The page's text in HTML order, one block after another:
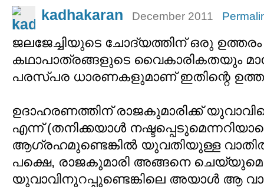
kadhakaran December 2011
ജലജേച്ചിയുടെ ചോദ്യത്തിന് ഒരു
കഥാപാത്രങ്ങളുടെ വൈകാരികതയും
പരസ്പര ധാരണകളുമാണ് ഇതിന്റെ
ഉദാഹരണത്തിന് രാജകുമാരിക്ക്
എന്ന് (തനിക്കയാള്‍
ആഗ്രഹമുണ്ടെങ്കില്‍ യുവതിയുള്ള വാതില്‍
പക്ഷെ, രാജകുമാരി അങ്ങനെ
യുവാവിനുറപ്പുണ്ടെങ്കിലെ അയാള്‍ ആ